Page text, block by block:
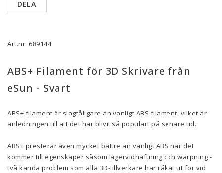
DELA
Art.nr: 689144
ABS+ Filament för 3D Skrivare från
eSun - Svart
ABS+ filament är slagtåligare än vanligt ABS filament, vilket är
anledningen till att det har blivit så populärt på senare tid.
ABS+ presterar även mycket bättre än vanligt ABS när det
kommer till egenskaper såsom lagervidhäftning och warpning -
två kända problem som alla 3D-tillverkare har råkat ut för vid